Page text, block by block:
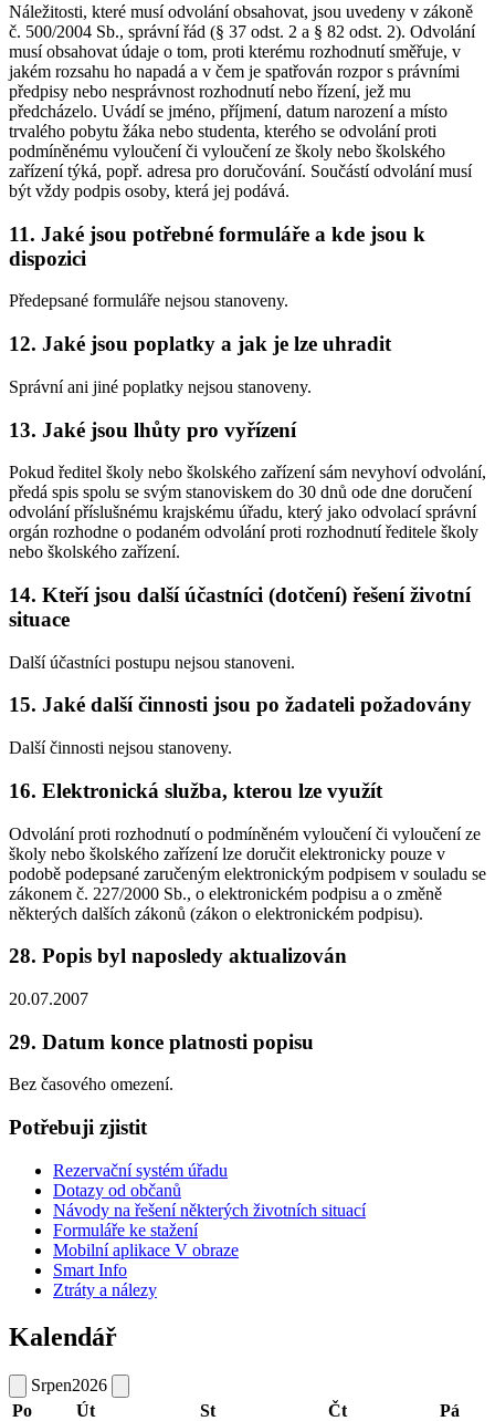
Náležitosti, které musí odvolání obsahovat, jsou uvedeny v zákoně
č. 500/2004 Sb., správní řád (§ 37 odst. 2 a § 82 odst. 2). Odvolání
musí obsahovat údaje o tom, proti kterému rozhodnutí směřuje, v
jakém rozsahu ho napadá a v čem je spatřován rozpor s právními
předpisy nebo nesprávnost rozhodnutí nebo řízení, jež mu
předcházelo. Uvádí se jméno, příjmení, datum narození a místo
trvalého pobytu žáka nebo studenta, kterého se odvolání proti
podmíněnému vyloučení či vyloučení ze školy nebo školského
zařízení týká, popř. adresa pro doručování. Součástí odvolání musí
být vždy podpis osoby, která jej podává.
11. Jaké jsou potřebné formuláře a kde jsou k
dispozici
Předepsané formuláře nejsou stanoveny.
12. Jaké jsou poplatky a jak je lze uhradit
Správní ani jiné poplatky nejsou stanoveny.
13. Jaké jsou lhůty pro vyřízení
Pokud ředitel školy nebo školského zařízení sám nevyhoví odvolání,
předá spis spolu se svým stanoviskem do 30 dnů ode dne doručení
odvolání příslušnému krajskému úřadu, který jako odvolací správní
orgán rozhodne o podaném odvolání proti rozhodnutí ředitele školy
nebo školského zařízení.
14. Kteří jsou další účastníci (dotčení) řešení životní
situace
Další účastníci postupu nejsou stanoveni.
15. Jaké další činnosti jsou po žadateli požadovány
Další činnosti nejsou stanoveny.
16. Elektronická služba, kterou lze využít
Odvolání proti rozhodnutí o podmíněném vyloučení či vyloučení ze
školy nebo školského zařízení lze doručit elektronicky pouze v
podobě podepsané zaručeným elektronickým podpisem v souladu se
zákonem č. 227/2000 Sb., o elektronickém podpisu a o změně
některých dalších zákonů (zákon o elektronickém podpisu).
28. Popis byl naposledy aktualizován
20.07.2007
29. Datum konce platnosti popisu
Bez časového omezení.
Potřebuji zjistit
Rezervační systém úřadu
Dotazy od občanů
Návody na řešení některých životních situací
Formuláře ke stažení
Mobilní aplikace V obraze
Smart Info
Ztráty a nálezy
Kalendář
Srpen2026
Po
Út St Čt Pá